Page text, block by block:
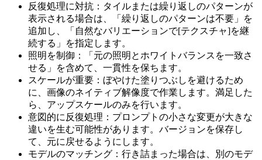
反復処理に対抗：タイルまたは繰り返しのパターンが
表示される場合は、「繰り返しのパターンは不要」を
追加し、「自然なバリエーションで[テクスチャ]を継
続する」を指定します。
照明を制御：「元の照明とホワイトバランスを一致さ
せる」を含めて、一貫性を保ちます。
スケールが重要：ぼやけた塗りつぶしを避けるため
に、画像のネイティブ解像度で作業します。満足した
ら、アップスケールのみを行います。
意図的に反復処理：プロンプトの小さな変更が大きな
違いを生む可能性があります。バージョンを保存し
て、元に戻せるようにします。
モデルのマッチング：行き詰まった場合は、別のモデ